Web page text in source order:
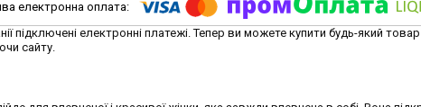
підключені електронні платежі. Тепер ви можете купити будь-який
сайту.